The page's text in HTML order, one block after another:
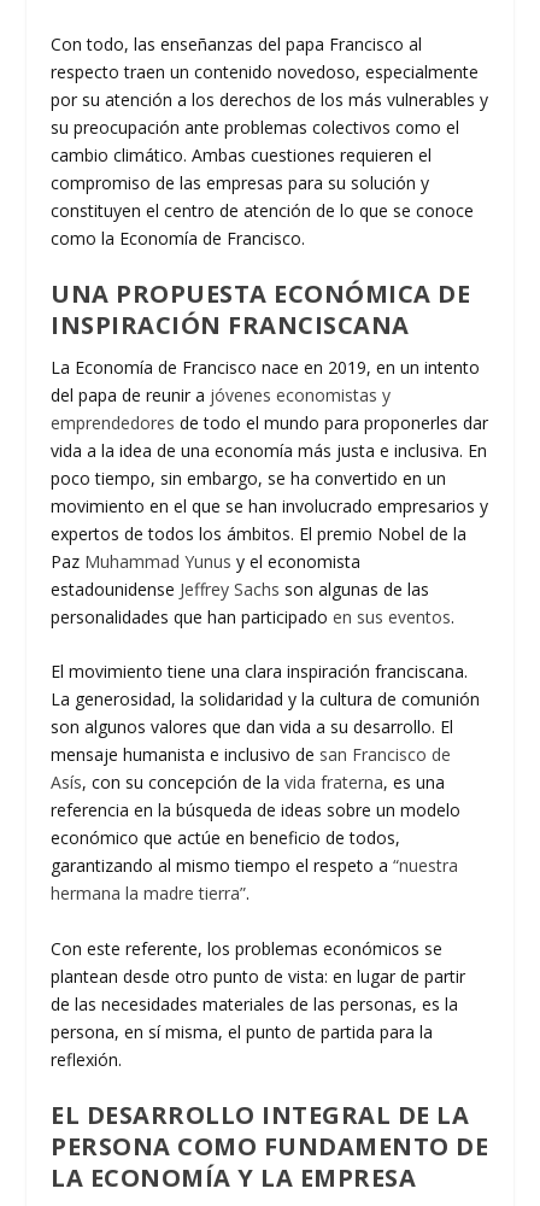
Con todo, las enseñanzas del papa Francisco al
respecto traen un contenido novedoso, especialmente
por su atención a los derechos de los más vulnerables y
su preocupación ante problemas colectivos como el
cambio climático. Ambas cuestiones requieren el
compromiso de las empresas para su solución y
constituyen el centro de atención de lo que se conoce
como la Economía de Francisco.
UNA PROPUESTA ECONÓMICA DE
INSPIRACIÓN FRANCISCANA
La Economía de Francisco nace en 2019, en un intento
del papa de reunir a jóvenes economistas y
emprendedores de todo el mundo para proponerles dar
vida a la idea de una economía más justa e inclusiva. En
poco tiempo, sin embargo, se ha convertido en un
movimiento en el que se han involucrado empresarios y
expertos de todos los ámbitos. El premio Nobel de la
Paz Muhammad Yunus y el economista
estadounidense Jeffrey Sachs son algunas de las
personalidades que han participadoen sus eventos.
El movimiento tiene una clara inspiración franciscana.
La generosidad, la solidaridad y la cultura de comunión
son algunos valores que dan vida a su desarrollo. El
mensaje humanista e inclusivo de san Francisco de
Asís, con su concepción de lavida fraterna, es una
referencia en la búsqueda de ideas sobre un modelo
económico que actúe en beneficio de todos,
garantizando al mismo tiempo el respeto a“nuestra
hermana la madre tierra”.
Con este referente, los problemas económicos se
plantean desde otro punto de vista: en lugar de partir
de las necesidades materiales de las personas, es la
persona, en sí misma, el punto de partida para la
reflexión.
EL DESARROLLO INTEGRAL DE LA
PERSONA COMO FUNDAMENTO DE
LA ECONOMÍA Y LA EMPRESA